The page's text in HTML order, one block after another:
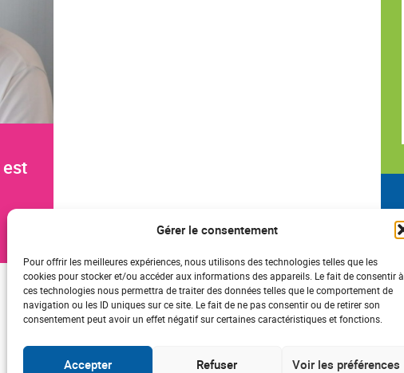
Gérer le consentement
Pour offrir les meilleures expériences, nous utilisons des technologies telles que les
cookies pour stocker et/ou accéder aux informations des appareils. Le fait de consentir à
ces technologies nous permettra de traiter des données telles que le comportement de
navigation ou les ID uniques sur ce site. Le fait de ne pas consentir ou de retirer son
consentement peut avoir un effet négatif sur certaines caractéristiques et fonctions.
Accepter Refuser Voir les préférences